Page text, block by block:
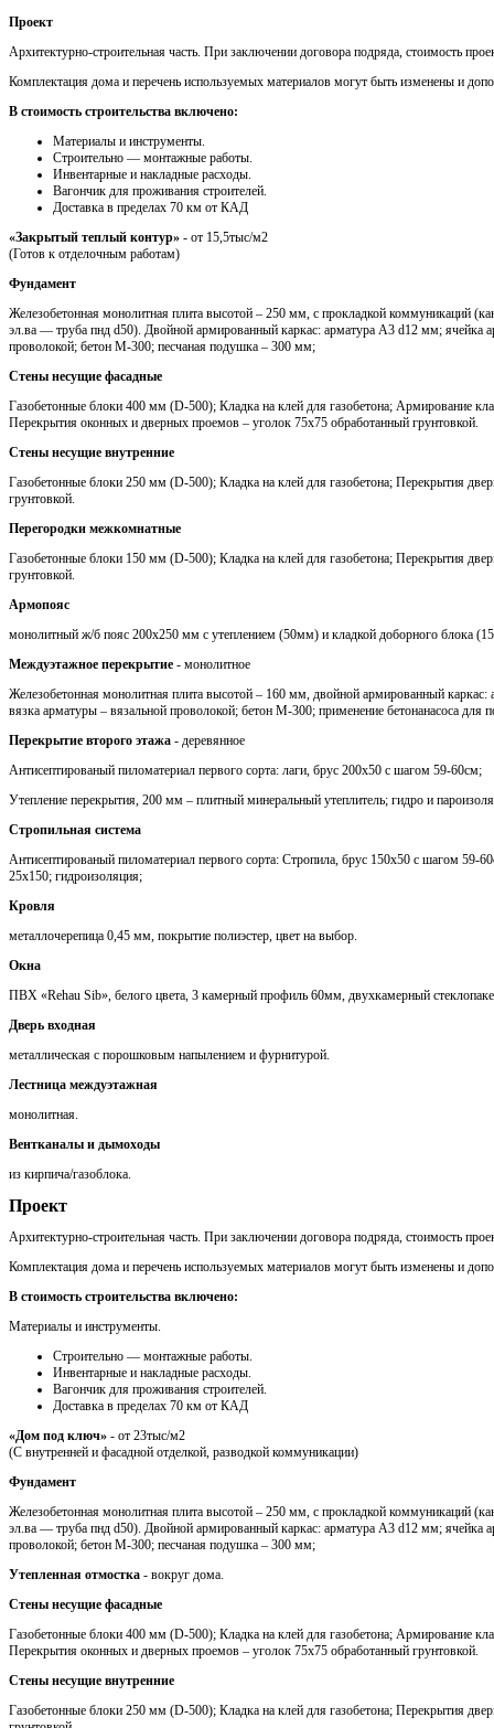
Проект
Архитектурно-строительная часть. При заключении договора подряда, стоимость
Комплектация дома и перечень используемых материалов могут быть изменены и
В стоимость строительства включено:
Материалы и инструменты.
Cтроительно — монтажные работы.
Инвентарные и накладные расходы.
Вагончик для проживания строителей.
Доставка в пределах 70 км от КАД
«Закрытый теплый контур» - от 15,5тыс/м2
(Готов к отделочным работам)
Фундамент
Железобетонная монолитная плита высотой – 250 мм, с прокладкой коммуникаций
эл.ва — труба пнд d50). Двойной армированный каркас: арматура A3 d12 мм; ячейка
проволокой; бетон М-300; песчаная подушка – 300 мм;
Стены несущие фасадные
Газобетонные блоки 400 мм (D-500); Кладка на клей для газобетона; Армирование
Перекрытия оконных и дверных проемов – уголок 75х75 обработанный грунтовкой.
Стены несущие внутренние
Газобетонные блоки 250 мм (D-500); Кладка на клей для газобетона; Перекрытия
грунтовкой.
Перегородки межкомнатные
Газобетонные блоки 150 мм (D-500); Кладка на клей для газобетона; Перекрытия
грунтовкой.
Армопояс
монолитный ж/б пояс 200х250 мм с утеплением (50мм) и кладкой доборного блока
Междуэтажное перекрытие - монолитное
Железобетонная монолитная плита высотой – 160 мм, двойной армированный
вязка арматуры – вязальной проволокой; бетон М-300; применение бетонанасоса для
Перекрытие второго этажа - деревянное
Антисептированый пиломатериал первого сорта: лаги, брус 200х50 с шагом 59-60см;
Утепление перекрытия, 200 мм – плитный минеральный утеплитель; гидро и
Стропильная система
Антисептированый пиломатериал первого сорта: Стропила, брус 150х50 с шагом 59-
25х150; гидроизоляция;
Кровля
металлочерепица 0,45 мм, покрытие полиэстер, цвет на выбор.
Окна
ПВХ «Rehau Sib», белого цвета, 3 камерный профиль 60мм, двухкамерный
Дверь входная
металлическая с порошковым напылением и фурнитурой.
Лестница междуэтажная
монолитная.
Вентканалы и дымоходы
из кирпича/газоблока.
Проект
Архитектурно-строительная часть. При заключении договора подряда, стоимость
Комплектация дома и перечень используемых материалов могут быть изменены и
В стоимость строительства включено:
Материалы и инструменты.
Cтроительно — монтажные работы.
Инвентарные и накладные расходы.
Вагончик для проживания строителей.
Доставка в пределах 70 км от КАД
«Дом под ключ» - от 23тыс/м2
(С внутренней и фасадной отделкой, разводкой коммуникации)
Фундамент
Железобетонная монолитная плита высотой – 250 мм, с прокладкой коммуникаций
эл.ва — труба пнд d50). Двойной армированный каркас: арматура A3 d12 мм; ячейка
проволокой; бетон М-300; песчаная подушка – 300 мм;
Утепленная отмостка - вокруг дома.
Стены несущие фасадные
Газобетонные блоки 400 мм (D-500); Кладка на клей для газобетона; Армирование
Перекрытия оконных и дверных проемов – уголок 75х75 обработанный грунтовкой.
Стены несущие внутренние
Газобетонные блоки 250 мм (D-500); Кладка на клей для газобетона; Перекрытия